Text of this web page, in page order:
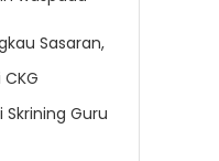
Sasaran,
Skrining Guru